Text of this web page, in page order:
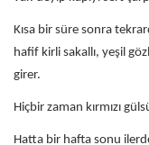
Kısa bir süre sonra
hafif kirli sakallı, yeşil
girer.
Hiçbir zaman kırmızı
Hatta bir hafta sonu